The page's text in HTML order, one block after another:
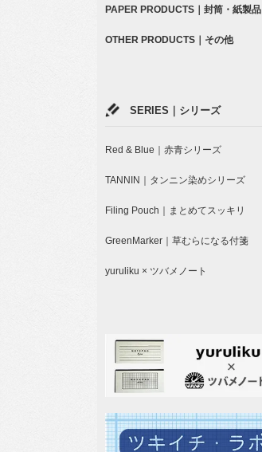
PAPER PRODUCTS｜封筒・紙製品
OTHER PRODUCTS｜その他
SERIES｜シリーズ
Red & Blue｜赤青シリーズ
TANNIN｜タンニン染めシリーズ
Filing Pouch｜まとめてスッキリ
GreenMarker｜草むらになる付箋
yuruliku × ツバメノート